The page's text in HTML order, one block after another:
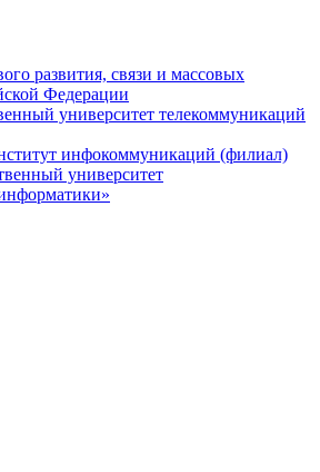
развития, связи и массовых
Федерации
университет телекоммуникаций
инфокоммуникаций (филиал)
университет